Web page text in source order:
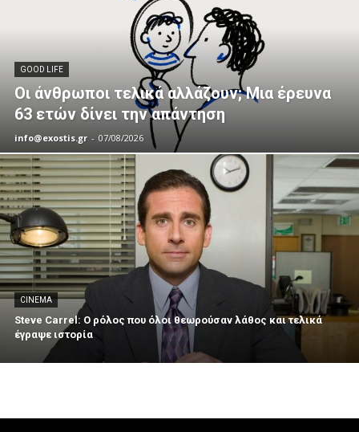
GOOD LIFE
Οι άνθρωποι τελικά αλλάζουν; Μια έρευνα
63 ετών δίνει την απάντηση
info@exostis.gr - 07/08/2026
CINEMA
Steve Carrel: Ο ρόλος που όλοι θεωρούσαν λάθος και τελικά
έγραψε ιστορία